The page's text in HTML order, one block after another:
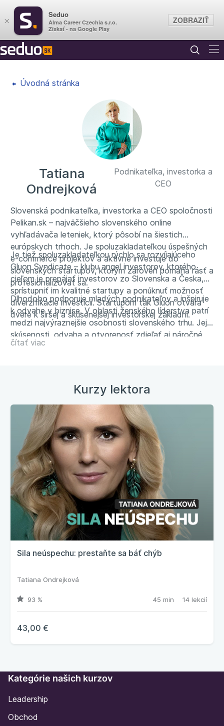
Úvodná stránka
Tatiana
Ondrejková
Podnikateľka, investorka a
CEO
Slovenská podnikateľka, investorka a CEO spoločnosti
Pelikan.sk – najväčšieho slovenského online
vyhľadávača leteniek, ktorý pôsobí na šiestich
európskych trhoch. Je spoluzakladateľkou úspešných
e-commerce projektov a aktívne investuje do
slovenských startupov, ktorým zároveň pomáha rásť a
profesionalizovať sa.
Je tiež spoluzakladateľkou rýchlo sa rozvíjajúceho
Gluon Syndicate – klubu angel investorov, ktorého
cieľom je prepájať investorov zo Slovenska a Česka,
sprístupniť im kvalitné startupy a ponúknuť možnosť
diverzifikácie investícií. Startupom tak Gluon otvára
dvere k širšej a skúsenejšej investorskej základni.
Dlhodobo podporuje mladých podnikateľov a inšpiruje
k odvahe v biznise. V oblasti ženského líderstva patrí
medzi najvýraznejšie osobnosti slovenského trhu. Jej
skúsenosti, odvaha a otvorenosť zdieľať aj náročné
momenty z podnikania z nej robia rešpektovanú líderku
čítať viac
Kurzy lektora
Sila neúspechu: prestaňte sa báť chýb
Tatiana Ondrejková
93 % 45 min 14 lekcií
43,00 €
Kategórie našich kurzov
Leadership
Obchod
×
Seduo
Alma Career Czechia s.r.o.
Získať - na Google Play
ZOBRAZIŤ